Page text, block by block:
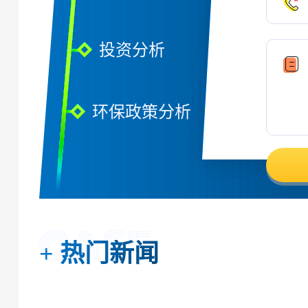
投资分析
环保政策分析
+ 热门新闻